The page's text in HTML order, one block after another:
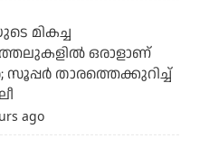
മികച്ച
ഒരാളാണ്
താരത്തെക്കുറിച്ച്
ago